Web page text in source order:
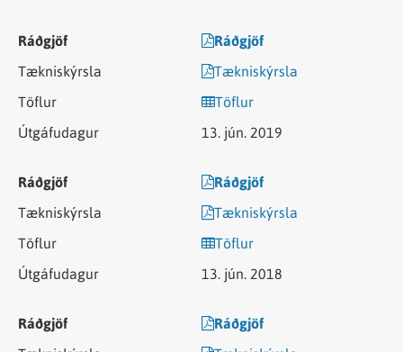
Ráðgjöf
Tækniskýrsla
Töflur
13. jún. 2019
Ráðgjöf
Tækniskýrsla
Töflur
13. jún. 2018
Ráðgjöf